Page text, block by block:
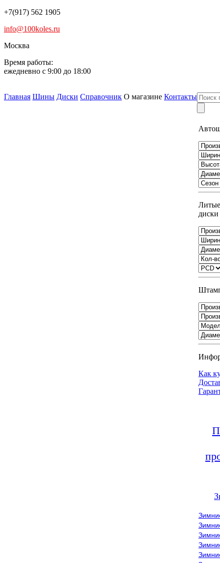
+7(917) 562 1905
info@100koles.ru
Москва
Время работы:
ежедневно с 9:00 до 18:00
Главная Шины Диски Справочник О магазине Контакты
Литые
диски
Как